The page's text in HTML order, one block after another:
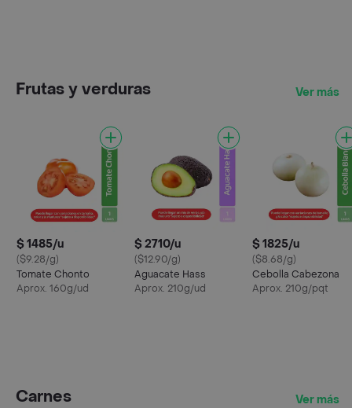
Frutas y verduras Ver más
$ 1485/u
($9.28/g)
Tomate Chonto
Aprox. 160g/ud
$ 2710/u
($12.90/g)
Aguacate Hass
Aprox. 210g/ud
$ 1825/u
($8.68/g)
Cebolla Cabezona
Aprox. 210g/pqt
Carnes Ver más